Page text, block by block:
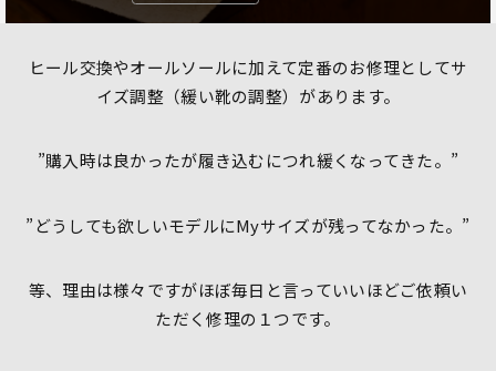
ヒール交換やオールソールに加えて定番のお修理としてサ
イズ調整（緩い靴の調整）があります。
”購入時は良かったが履き込むにつれ緩くなってきた。”
”どうしても欲しいモデルにMyサイズが残ってなかった。”
等、理由は様々ですがほぼ毎日と言っていいほどご依頼い
ただく修理の１つです。